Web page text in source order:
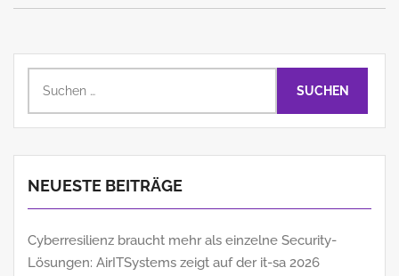
nach:
NEUESTE BEITRÄGE
Cyberresilienz braucht mehr als einzelne Security-
Lösungen: AirITSystems zeigt auf der it-sa 2026